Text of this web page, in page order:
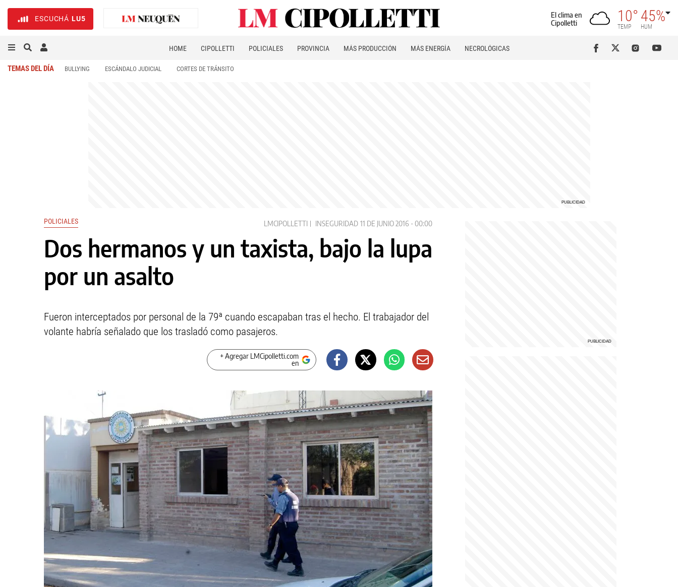
ESCUCHÁ LU5
El clima en
Cipolletti
10°
TEMP
45%
HUM
HOME CIPOLLETTI POLICIALES PROVINCIA MÁS PRODUCCIÓN MÁS ENERGÍA NECROLÓGICAS
TEMAS DEL DÍA BULLYING ESCÁNDALO JUDICIAL CORTES DE TRÁNSITO
POLICIALES LMCIPOLLETTI INSEGURIDAD 11 DE JUNIO 2016 - 00:00
Dos hermanos y un taxista, bajo la lupa
por un asalto
Fueron interceptados por personal de la 79ª cuando escapaban tras el hecho. El trabajador del
volante habría señalado que los trasladó como pasajeros.
+ Agregar LMCipolletti.com
en